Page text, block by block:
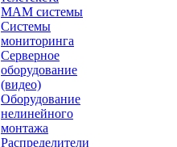
MAM системы
Системы
мониторинга
Серверное
оборудование
(видео)
Оборудование
нелинейного
монтажа
Распределители